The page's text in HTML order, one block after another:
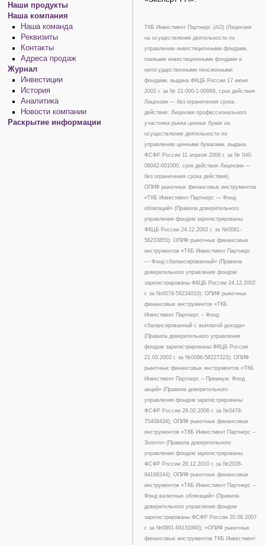
Наши продукты
Наша компания
Наша команда
Реквизиты
Контакты
Адреса продаж
Журнал
Инвестиции
История
Аналитика
Новости компании
Раскрытие информации
ТКБ Инвестмент Партнерс (АО) (Лицензия
на осуществление деятельности по
управлению инвестиционными фондами,
паевыми инвестиционными фондами и
негосударственными пенсионными
фондами, выдана ФКЦБ России 17 июня
2002 г. за № 21-000-1-00069, срок действия
Лицензии — без ограничения срока
действия; Лицензия профессионального
участника рынка ценных бумаг на
осуществление деятельности по
управлению ценными бумагами, выдана
ФСФР России 11 апреля 2006 г. за № 040-
09042-001000, срок действия Лицензии —
без ограничения срока действия).
ОПИФ рыночных финансовых инструментов
«ТКБ Инвестмент Партнерс — Фонд
облигаций» (Правила доверительного
управления фондом зарегистрированы
ФКЦБ России 24.12.2002 г. за №0081-
58233855); ОПИФ рыночных финансовых
инструментов «ТКБ Инвестмент Партнерс
— Фонд сбалансированный» (Правила
доверительного управления фондом
зарегистрированы ФКЦБ России 24.12.2002
г. за №0078-58234010); ОПИФ рыночных
финансовых инструментов «ТКБ
Инвестмент Партнерс – Фонд
сбалансированный с выплатой дохода»
(Правила доверительного управления
фондом зарегистрированы ФКЦБ России
21.03.2003 г. за №0096-58227323); ОПИФ
рыночных финансовых инструментов «ТКБ
Инвестмент Партнерс – Премиум. Фонд
акций» (Правила доверительного
управления фондом зарегистрированы
ФСФР России 28.02.2006 г. за №0478-
75408434); ОПИФ рыночных финансовых
инструментов «ТКБ Инвестмент Партнерс –
Золото» (Правила доверительного
управления фондом зарегистрированы
ФСФР России 28.12.2010 г. за №2026-
94198244); ОПИФ рыночных финансовых
инструментов «ТКБ Инвестмент Партнерс –
Фонд валютных облигаций» (Правила
доверительного управления фондом
зарегистрированы ФСФР России 20.09.2007
г. за №0991-94131990); «ОПИФ рыночных
финансовых инструментов ТКБ Инвестмент